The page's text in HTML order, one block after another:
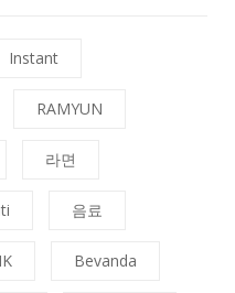
Instant
RAMYUN
라면
음료
Bevanda